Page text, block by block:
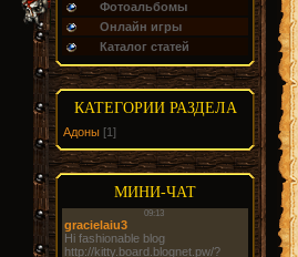
Фотоальбомы
Онлайн игры
Каталог статей
КАТЕГОРИИ РАЗДЕЛА
Адоны [1]
МИНИ-ЧАТ